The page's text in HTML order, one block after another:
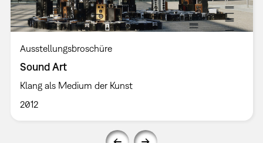
Ausstellungsbroschüre
Sound Art
Klang als Medium der Kunst
2012